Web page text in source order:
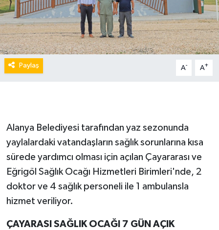
Paylaş A- A+
Alanya Belediyesi tarafından yaz sezonunda
yaylalardaki vatandaşların sağlık sorunlarına kısa
sürede yardımcı olması için açılan Çayararası ve
Eğrigöl Sağlık Ocağı Hizmetleri Birimleri'nde, 2
doktor ve 4 sağlık personeli ile 1 ambulansla
hizmet veriliyor.
ÇAYARASI SAĞLIK OCAĞI 7 GÜN AÇIK